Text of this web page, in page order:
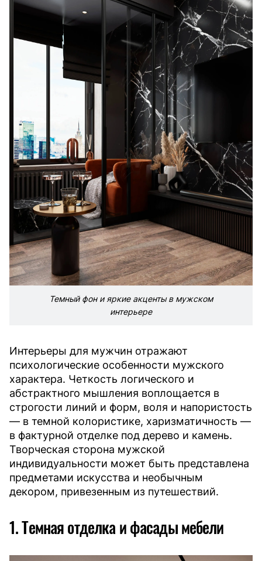
Темный фон и яркие акценты в мужском
интерьере
Интерьеры для мужчин отражают
психологические особенности мужского
характера. Четкость логического и
абстрактного мышления воплощается в
строгости линий и форм, воля и напористость
— в темной колористике, харизматичность —
в фактурной отделке под дерево и камень.
Творческая сторона мужской
индивидуальности может быть представлена
предметами искусства и необычным
декором, привезенным из путешествий.
1. Темная отделка и фасады мебели